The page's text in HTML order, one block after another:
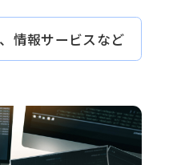
情報サービスなど